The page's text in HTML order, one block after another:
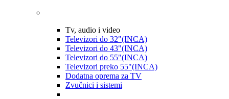
Tv, audio i video
Televizori do 32"(INCA)
Televizori do 43"(INCA)
Televizori do 55"(INCA)
Televizori preko 55"(INCA)
Dodatna oprema za TV
Zvučnici i sistemi